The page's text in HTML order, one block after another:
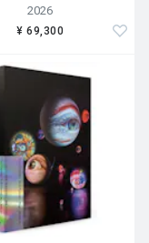
2026
¥ 69,300